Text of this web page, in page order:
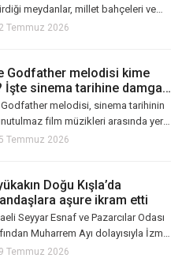
meydanlar, millet bahçeleri ve
alanları, düzenlenen etkinlikler ve
Temmuz 2026
Godfather melodisi kime
İşte sinema tarihine damga
efsane müziğin hikayesi
Godfather melodisi, sinema tarihinin
film müzikleri arasında yer
Nino Rota'nın imzasını taşıyan eser,
Temmuz 2026
Doğu Kışla’da
aşure ikram etti
Seyyar Esnaf ve Pazarcılar Odası
Muharrem Ayı dolayısıyla İzmit
Kışla Kapalı Pazar Alanı'nda
Temmuz 2026